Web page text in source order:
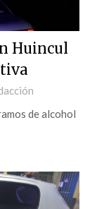
Huincul
de alcohol